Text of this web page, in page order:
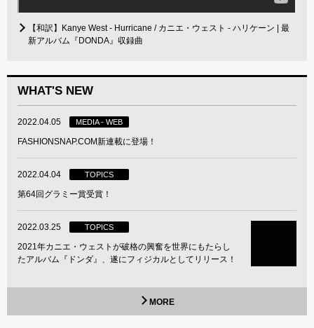
WHAT'S NEW
2022.04.05 MEDIA - WEB
FASHIONSNAP.COM新連載に登場！
2022.04.04 TOPICS
第64回グラミー賞受賞！
2022.03.25 TOPICS
2021年カニエ・ウェストが破格の興奮を世界にもたらし
たアルバム『ドンダ』、遂にフィジカルとしてリリース！
MORE
【和訳】Kanye West - Hurricane / カニエ・ウェスト - ハリケーン | 最
新アルバム『DONDA』収録曲